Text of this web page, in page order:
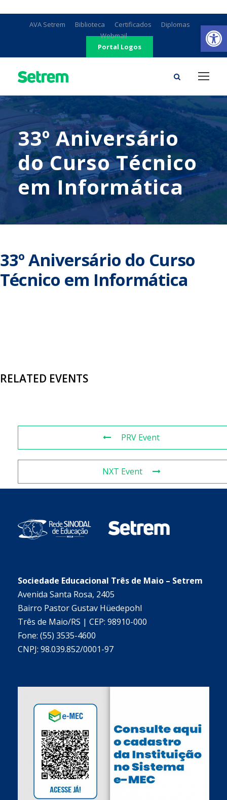
AVA Setrem Biblioteca Certificados
Diplomas
Webmail
Portal Logos
33º Aniversário
do Curso Técnico
em Informática
33º Aniversário do Curso
Técnico em Informática
RELATED EVENTS
PRV Event
NXT Event
Sociedade Educacional Três de Maio – Setrem
Avenida Santa Rosa, 2405
Bairro Pastor Gustav Hüedepohl
Três de Maio/RS | CEP: 98910-000
Fone: (55) 3535-4600
CNPJ: 98.039.852/0001-97